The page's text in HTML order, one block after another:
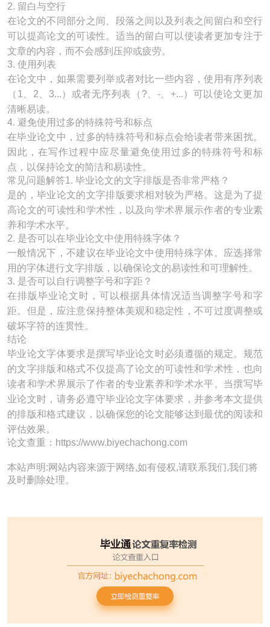
2. 留白与空行
在论文的不同部分之间、段落之间以及列表之间留白和空行
可以提高论文的可读性。适当的留白可以使读者更加专注于
文章的内容，而不会感到压抑或疲劳。
3. 使用列表
在论文中，如果需要列举或者对比一些内容，使用有序列表
（1、2、3...）或者无序列表（?、-、+...）可以使论文更加
清晰易读。
4. 避免使用过多的特殊符号和标点
在毕业论文中，过多的特殊符号和标点会给读者带来困扰。
因此，在写作过程中应尽量避免使用过多的特殊符号和标
点，以保持论文的简洁和易读性。
常见问题解答1. 毕业论文的文字排版是否非常严格？
是的，毕业论文的文字排版要求相对较为严格。这是为了提
高论文的可读性和学术性，以及向学术界展示作者的专业素
养和学术水平。
2. 是否可以在毕业论文中使用特殊字体？
一般情况下，不建议在毕业论文中使用特殊字体。应选择常
用的字体进行文字排版，以确保论文的易读性和可理解性。
3. 是否可以自行调整字号和字距？
在排版毕业论文时，可以根据具体情况适当调整字号和字
距。但是，应注意保持整体美观和稳定性，不可过度调整或
破坏字符的连贯性。
结论
毕业论文字体要求是撰写毕业论文时必须遵循的规定。规范
的文字排版和格式不仅提高了论文的可读性和学术性，也向
读者和学术界展示了作者的专业素养和学术水平。当撰写毕
业论文时，请务必遵守毕业论文字体要求，并参考本文提供
的排版和格式建议，以确保您的论文能够达到最优的阅读和
评估效果。
论文查重：https://www.biyechachong.com
本站声明:网站内容来源于网络,如有侵权,请联系我们,我们将
及时删除处理。